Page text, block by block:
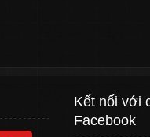
Kết nối với
Facebook